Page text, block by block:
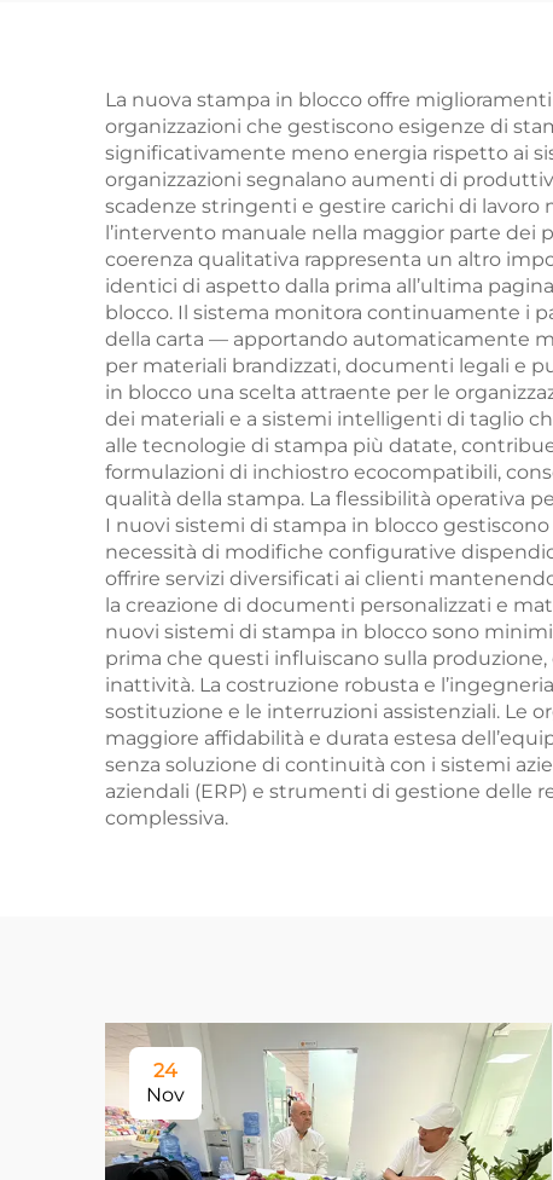
personalizzati con
copertina rigida
servizio di stampa
La nuova stampa in blocco offre
organizzazioni che gestiscono esigenze di
significativamente meno energia rispetto ai
organizzazioni segnalano aumenti di
scadenze stringenti e gestire carichi di
l’intervento manuale nella maggior parte dei
coerenza qualitativa rappresenta un altro
identici di aspetto dalla prima all’ultima
blocco. Il sistema monitora continuamente i
della carta — apportando automaticamente
per materiali brandizzati, documenti legali e
in blocco una scelta attraente per le
dei materiali e a sistemi intelligenti di taglio
alle tecnologie di stampa più datate,
formulazioni di inchiostro ecocompatibili,
qualità della stampa. La flessibilità operativa
I nuovi sistemi di stampa in blocco
necessità di modifiche configurative
offrire servizi diversificati ai clienti
la creazione di documenti personalizzati e
nuovi sistemi di stampa in blocco sono
prima che questi influiscano sulla
inattività. La costruzione robusta e
sostituzione e le interruzioni assistenziali. Le
maggiore affidabilità e durata estesa
senza soluzione di continuità con i sistemi
aziendali (ERP) e strumenti di gestione delle
complessiva.
24
Nov